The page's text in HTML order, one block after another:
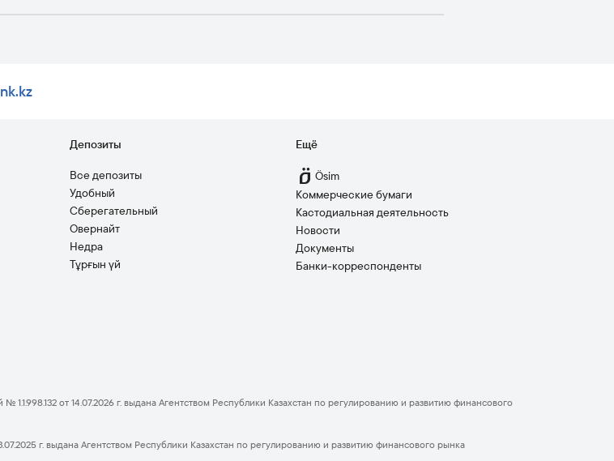
Депозиты
Все депозиты
Удобный
Сберегательный
Овернайт
Недра
Тұрғын үй
Ещё
Ösim
Коммерческие бумаги
Кастодиальная деятельность
Новости
Документы
Банки-корреспонденты
от 14.07.2026 г. выдана Агентством Республики Казахстан по регулированию и развитию финансового
г. выдана Агентством Республики Казахстан по регулированию и развитию финансового рынка